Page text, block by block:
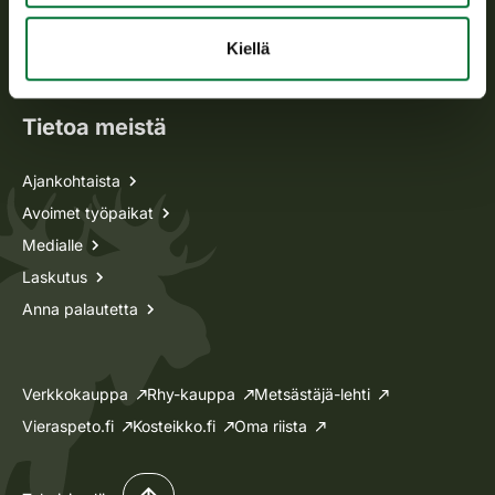
Kiellä
Tietoa meistä
Ajankohtaista
Avoimet työpaikat
Medialle
Laskutus
Anna palautetta
Verkkokauppa Rhy-kauppa
Metsästäjä-lehti
Vieraspeto.fi
Kosteikko.fi Oma riista